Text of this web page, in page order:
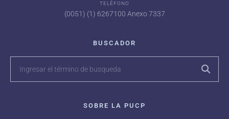
TELÉFONO
(0051) (1) 6267100 Anexo 7337
BUSCADOR
SOBRE LA PUCP